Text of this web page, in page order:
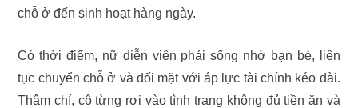
chỗ ở đến sinh hoạt hàng ngày.
Có thời điểm, nữ diễn viên phải sống nhờ bạn bè, liên
tục chuyển chỗ ở và đối mặt với áp lực tài chính kéo dài.
Thậm chí, cô từng rơi vào tình trạng không đủ tiền ăn và